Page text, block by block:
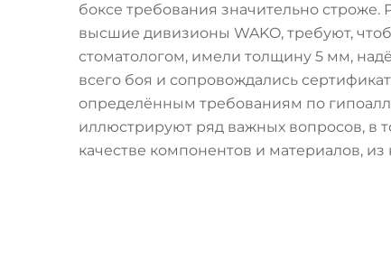
боксе требования значительно
высшие дивизионы WAKO, требуют,
стоматологом, имели толщину 5 мм,
всего боя и сопровождались
определённым требованиям по
иллюстрируют ряд важных вопросов, в
качестве компонентов и материалов,